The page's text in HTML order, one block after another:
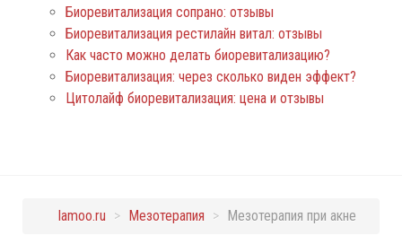
Биоревитализация сопрано: отзывы
Биоревитализация рестилайн витал: отзывы
Как часто можно делать биоревитализацию?
Биоревитализация: через сколько виден эффект?
Цитолайф биоревитализация: цена и отзывы
lamoo.ru > Мезотерапия > Мезотерапия при акне